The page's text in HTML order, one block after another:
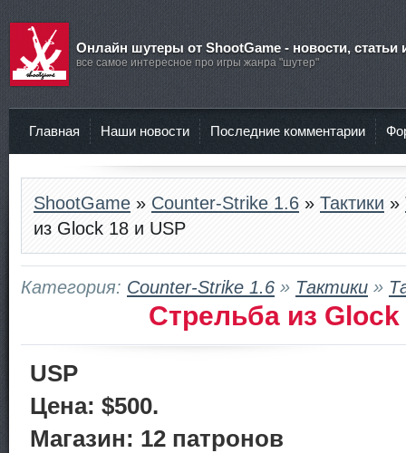
Онлайн шутеры от ShootGame - новости, статьи
все самое интересное про игры жанра "шутер"
Главная Наши новости Последние комментарии
ShootGame » Counter-Strike 1.6 » Тактики »
из Glock 18 и USP
Категория: Counter-Strike 1.6 » Тактики »
Стрельба из Glock
USP
Цена: $500.
Магазин: 12 патронов